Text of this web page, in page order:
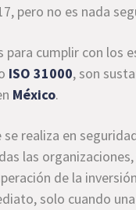
pero no es nada
para cumplir con los
ISO 31000, son
México.
se realiza en
las
de la
solo cuando